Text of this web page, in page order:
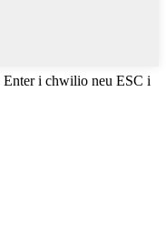
Enter i chwilio neu ESC i